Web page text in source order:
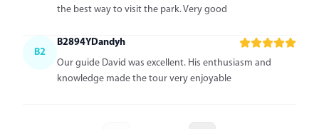
the best way to visit the park. Very good
B2
B2894YDandyh
Our guide David was excellent. His enthusiasm and
knowledge made the tour very enjoyable